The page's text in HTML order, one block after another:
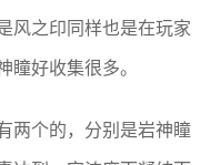
风之印同样也是在玩家
好收集很多。
两个的，分别是岩神瞳